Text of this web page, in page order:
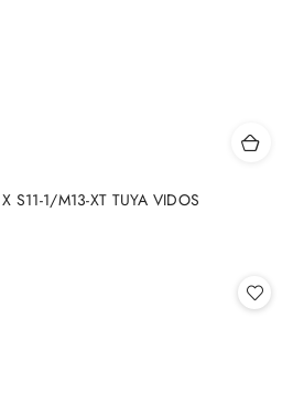
S11-1/M13-XT TUYA VIDOS